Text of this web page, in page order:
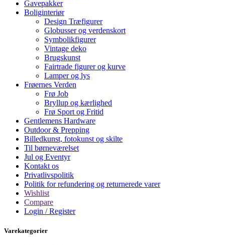
Gavepakker
Boliginteriør
Design Træfigurer
Globusser og verdenskort
Symbolikfigurer
Vintage deko
Brugskunst
Fairtrade figurer og kurve
Lamper og lys
Frøernes Verden
Frø Job
Bryllup og kærlighed
Frø Sport og Fritid
Gentlemens Hardware
Outdoor & Prepping
Billedkunst, fotokunst og skilte
Til børneværelset
Jul og Eventyr
Kontakt os
Privatlivspolitik
Politik for refundering og returnerede varer
Wishlist
Compare
Login / Register
Varekategorier